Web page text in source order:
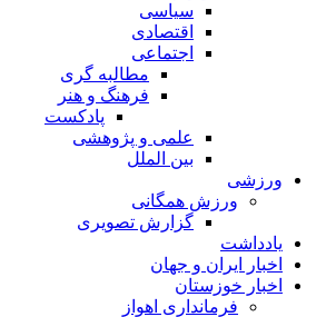
سیاسی
اقتصادی
اجتماعی
مطالبه گری
فرهنگ و هنر
پادکست
علمی و پژوهشی
بین الملل
ورزشی
ورزش همگانی
گزارش تصویری
یادداشت
اخبار ایران و جهان
اخبار خوزستان
فرمانداری اهواز